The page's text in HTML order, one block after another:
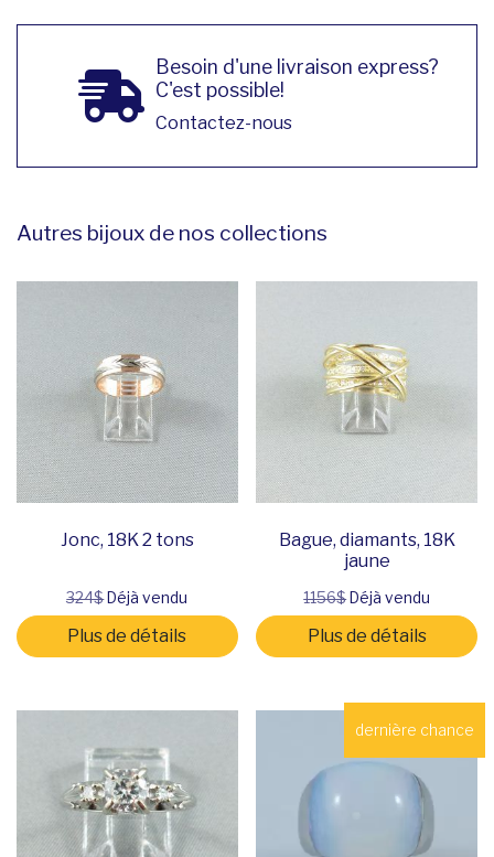
Besoin d'une livraison express?
C'est possible!
Contactez-nous
Autres bijoux de nos collections
Jonc, 18K 2 tons
324$Déjà vendu
Plus de détails
Bague, diamants, 18K
jaune
1156$Déjà vendu
Plus de détails
dernière chance